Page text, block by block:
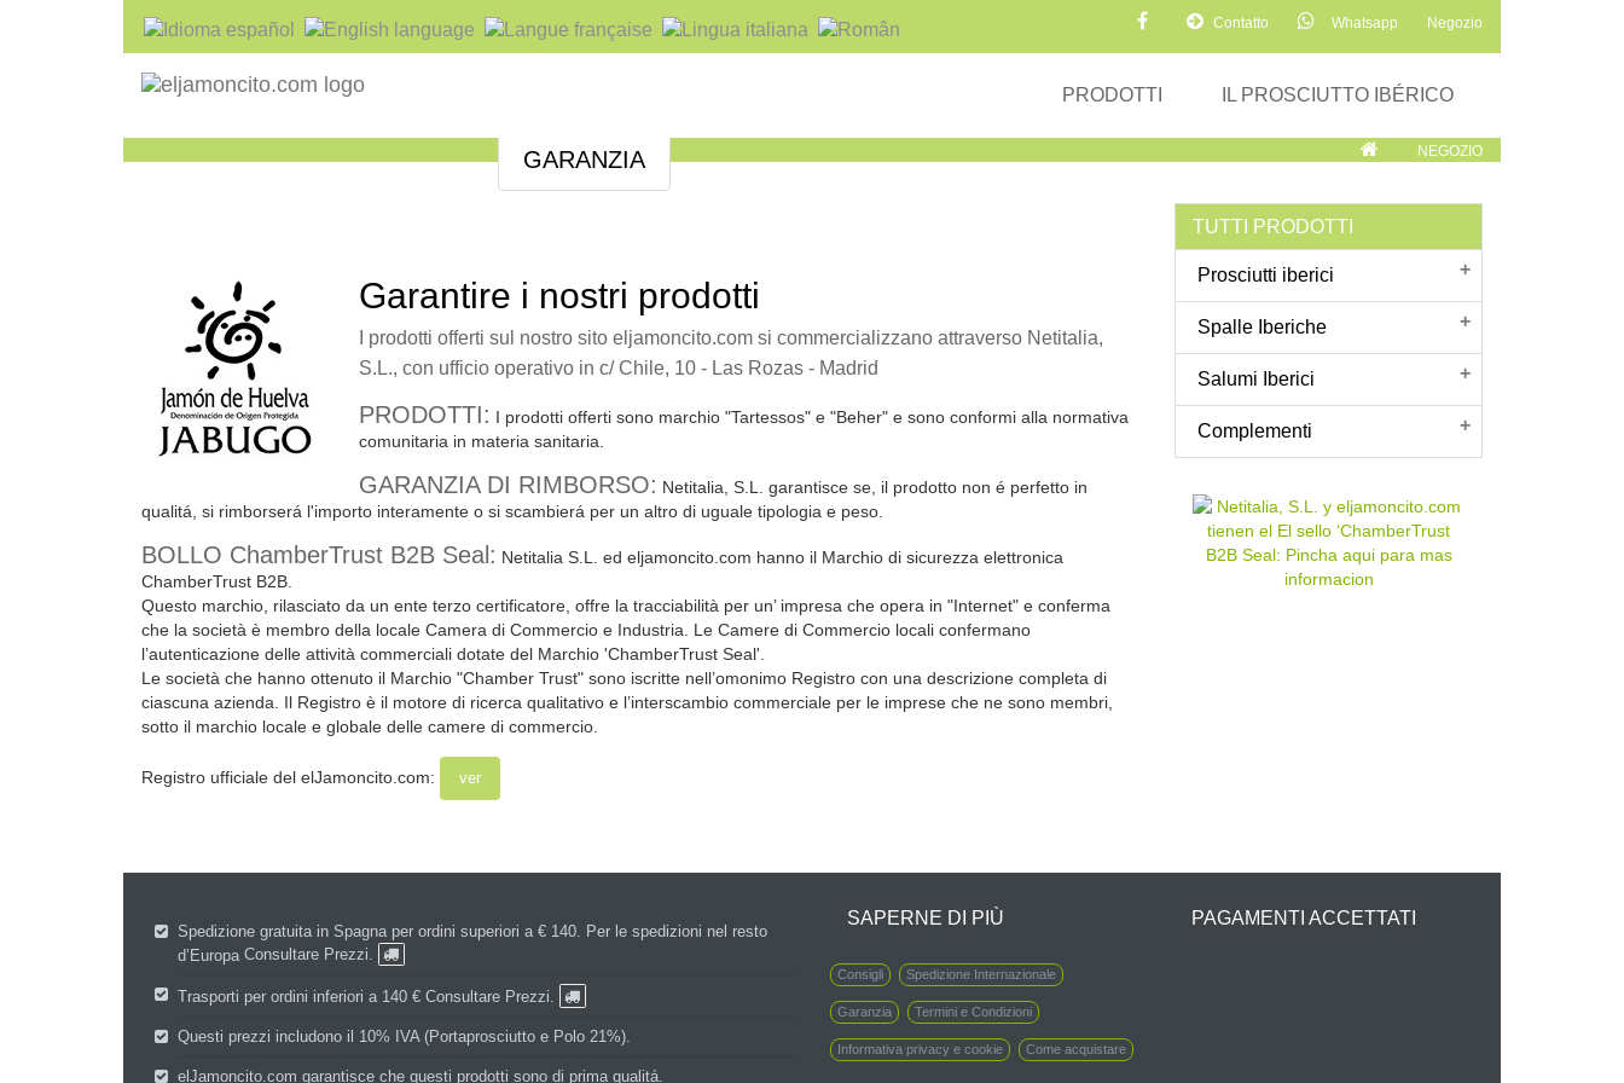
Contatto Whatsapp Negozio
PRODOTTI IL PROSCIUTTO IBÉRICO
NEGOZIO
GARANZIA
Garantire i nostri prodotti
I prodotti offerti sul nostro sito eljamoncito.com si commercializzano attraverso Netitalia,
S.L., con ufficio operativo in c/ Chile, 10 - Las Rozas - Madrid
PRODOTTI: I prodotti offerti sono marchio "Tartessos" e "Beher" e sono conformi alla normativa
comunitaria in materia sanitaria.
GARANZIA DI RIMBORSO: Netitalia, S.L. garantisce se, il prodotto non é perfetto in
qualitá, si rimborserá l'importo interamente o si scambierá per un altro di uguale tipologia e peso.
BOLLO ChamberTrust B2B Seal: Netitalia S.L. ed eljamoncito.com hanno il Marchio di sicurezza elettronica
ChamberTrust B2B.
Questo marchio, rilasciato da un ente terzo certificatore, offre la tracciabilità per un’ impresa che opera in "Internet" e conferma
che la società è membro della locale Camera di Commercio e Industria. Le Camere di Commercio locali confermano
l’autenticazione delle attività commerciali dotate del Marchio 'ChamberTrust Seal'.
Le società che hanno ottenuto il Marchio "Chamber Trust" sono iscritte nell’omonimo Registro con una descrizione completa di
ciascuna azienda. Il Registro è il motore di ricerca qualitativo e l’interscambio commerciale per le imprese che ne sono membri,
sotto il marchio locale e globale delle camere di commercio.
Registro ufficiale del elJamoncito.com: ver
TUTTI PRODOTTI
Prosciutti iberici
Spalle Iberiche
Salumi Iberici
Complementi
Spedizione gratuita in Spagna per ordini superiori a € 140. Per le spedizioni nel resto
d’Europa Consultare Prezzi.
Trasporti per ordini inferiori a 140 € Consultare Prezzi.
Questi prezzi includono il 10% IVA (Portaprosciutto e Polo 21%).
elJamoncito.com garantisce che questi prodotti sono di prima qualitá.
SAPERNE DI PIÙ
Consigli Spedizione Internazionale
Garanzia Termini e Condizioni
Informativa privacy e cookie Come acquistare
PAGAMENTI ACCETTATI